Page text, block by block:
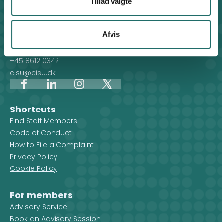
Afvis
Contact
For general enquiries, you can reach the secretariat on
weekdays from 10 am till 2 pm at:
+45 8612 0342
cisu@cisu.dk
FacebookLinkedInInstagram
X
Shortcuts
Find Staff Members
Code of Conduct
How to File a Complaint
Privacy Policy
Cookie Policy
For members
Advisory Service
Book an Advisory Session